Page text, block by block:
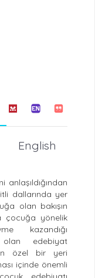
English
dallarında yer
olan bakışın
çocuğa yönelik
kazandığı
edebiyat
özel bir yeri
içinde önemli